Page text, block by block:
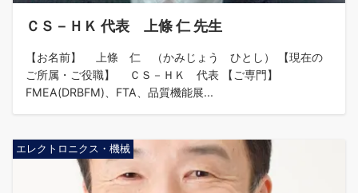
ＣＳ－ＨＫ 代表 上條 仁 先生
【お名前】 上條 仁 （かみじょう ひとし） 【現在の
ご所属・ご役職】 ＣＳ－ＨＫ 代表 【ご専門】
FMEA(DRBFM)、FTA、品質機能展...
エレクトロニクス・機械